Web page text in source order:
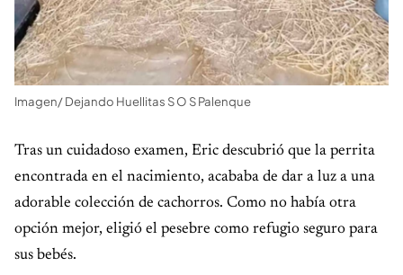
Imagen/ Dejando Huellitas S O S Palenque
Tras un cuidadoso examen, Eric descubrió que la perrita
encontrada en el nacimiento, acababa de dar a luz a una
adorable colección de cachorros. Como no había otra
opción mejor, eligió el pesebre como refugio seguro para
sus bebés.